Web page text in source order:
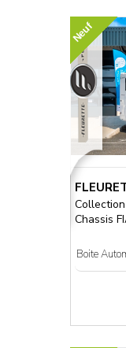
Neuf
Chassis
Boite